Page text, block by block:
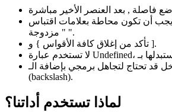
يجب أن تكون محاطة بعلامات اقتباس
مزدوجة " ".
تأكد من إغلاق كافة الأقواس } و ].
قد تحتاج لتجاهل برمجي بإضافة الـ \
(backslash).
لماذا تستخدم أداتنا؟